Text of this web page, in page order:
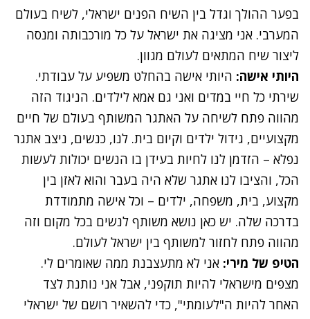
בפער ההולך וגדל בין השיח הפנים ישראלי, לשיח בעולם
המערבי. אני מציגה את ישראל על כל מורכבותה ומנסה
ליצור שיח המתאים לעולם מגוון.
היותי אישה: היותי אישה בהחלט משפיע על עבודתי.
שירתי כל חיי במדים ואני גם אמא לילדים. הניגוד הזה
מהווה פתח לשיחה על האתגר המשותף בעולם של חיים
מקצועיים, גידול ילדים וקיום בית. לנו, כנשים, ניצב אתגר
נפלא – הזדמן לנו לחיות בעידן בו הנשים יכולות לעשות
הכל, והציבו לנו אתגר שלא היה בעבר והוא לאזן בין
מקצוע, בית, משפחה, ילדים – וכל אישה מתמודדת
בדרכה שלה. יש כאן נושא משותף לנשים בכל מקום וזה
מהווה פתח לחזור למשותף בין ישראל לעולם.
הטיפ של מירי: אני לא מתעצבנת ממה שאומרים לי.
מצפים מישראלי להיות תוקפני, אבל אני נותנת לצד
האחר להיות ה"לעומתי", כדי להשאיר רושם של ישראלי